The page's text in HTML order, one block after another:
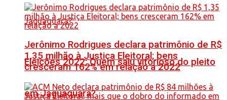
Eleições 2022: Quem saiu vitorioso do pleito
em Jaguaquara?
Jerônimo Rodrigues declara patrimônio de R$
1,35 milhão à Justiça Eleitoral; bens
cresceram 162% em relação a 2022